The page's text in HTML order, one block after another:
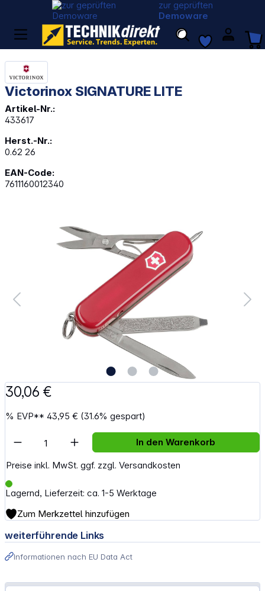
zur geprüften
Demoware
Victorinox SIGNATURE LITE
Artikel-Nr.:
433617
Herst.-Nr.:
0.62 26
EAN-Code:
7611160012340
Bildergalerie überspringen
30,06 €
% EVP**43,95 € (31.6% gespart)
Preise inkl. MwSt. ggf. zzgl. Versandkosten
Lagernd, Lieferzeit: ca. 1-5 Werktage
Artikel Anzahl: Gib den gewünschten
In den Warenkorb
Zum Merkzettel hinzufügen
weiterführende Links
Informationen nach EU Data Act